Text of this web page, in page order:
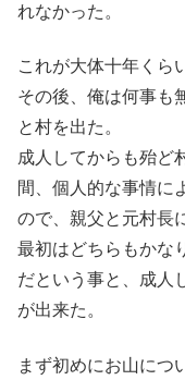
れなかった。
これが大体十年くら
その後、俺は何事も
と村を出た。
成人してからも殆ど
間、個人的な事情に
ので、親父と元村長
最初はどちらもかな
だという事と、成人
が出来た。
まず初めにお山につ